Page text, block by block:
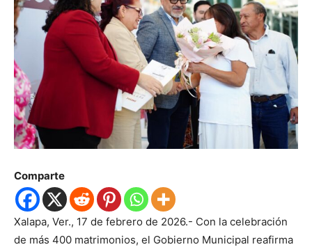
Comparte
Xalapa, Ver., 17 de febrero de 2026.- Con la celebración
de más 400 matrimonios, el Gobierno Municipal reafirma